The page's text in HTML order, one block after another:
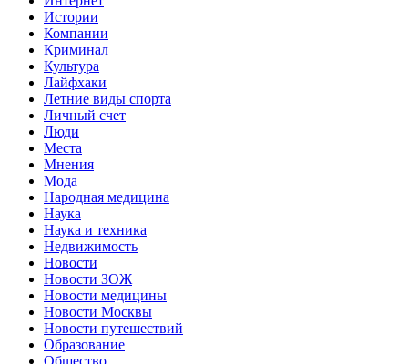
Истории
Компании
Криминал
Культура
Лайфхаки
Летние виды спорта
Личный счет
Люди
Места
Мнения
Мода
Народная медицина
Наука
Наука и техника
Недвижимость
Новости
Новости ЗОЖ
Новости медицины
Новости Москвы
Новости путешествий
Образование
Общество